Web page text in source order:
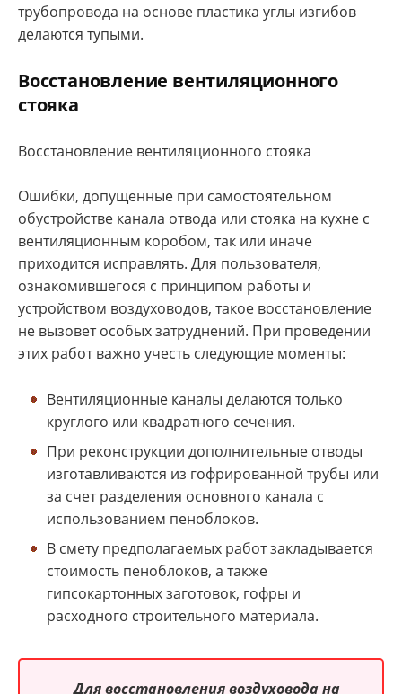
трубопровода на основе пластика углы изгибов
делаются тупыми.
Восстановление вентиляционного
стояка
Восстановление вентиляционного стояка
Ошибки, допущенные при самостоятельном
обустройстве канала отвода или стояка на кухне с
вентиляционным коробом, так или иначе
приходится исправлять. Для пользователя,
ознакомившегося с принципом работы и
устройством воздуховодов, такое восстановление
не вызовет особых затруднений. При проведении
этих работ важно учесть следующие моменты:
Вентиляционные каналы делаются только
круглого или квадратного сечения.
При реконструкции дополнительные отводы
изготавливаются из гофрированной трубы или
за счет разделения основного канала с
использованием пеноблоков.
В смету предполагаемых работ закладывается
стоимость пеноблоков, а также
гипсокартонных заготовок, гофры и
расходного строительного материала.
Для восстановления воздуховода на